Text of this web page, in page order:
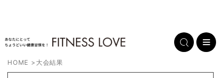
HOME >大会結果